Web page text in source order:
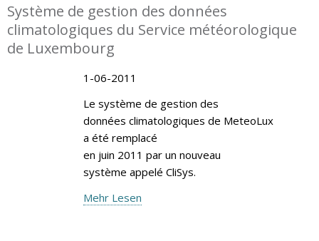
Système de gestion des données
climatologiques du Service météorologique
de Luxembourg
1-06-2011
Le système de gestion des
données climatologiques de MeteoLux
a été remplacé
en juin 2011 par un nouveau
système appelé CliSys.
Mehr Lesen